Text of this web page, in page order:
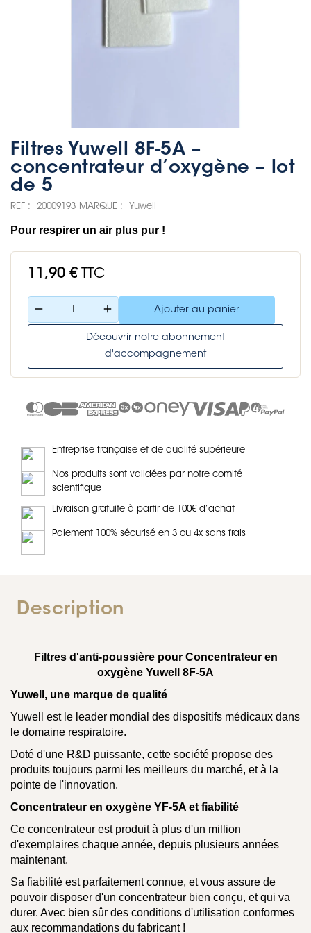
Filtres Yuwell 8F-5A –
concentrateur d’oxygène – lot
de 5
REF : 20009193 MARQUE : Yuwell
Pour respirer un air plus pur !
11,90 € TTC
remove add Ajouter au panier
Découvrir notre abonnement
d'accompagnement
Entreprise française et de qualité supérieure
Nos produits sont validées par notre comité
scientifique
Livraison gratuite à partir de 100€ d’achat
Paiement 100% sécurisé en 3 ou 4x sans frais
Description
Filtres d'anti-poussière pour Concentrateur en
oxygène Yuwell 8F-5A
Yuwell, une marque de qualité
Yuwell est le leader mondial des dispositifs médicaux dans
le domaine respiratoire.
Doté d'une R&D puissante, cette société propose des
produits toujours parmi les meilleurs du marché, et à la
pointe de l'innovation.
Concentrateur en oxygène YF-5A et fiabilité
Ce concentrateur est produit à plus d'un million
d'exemplaires chaque année, depuis plusieurs années
maintenant.
Sa fiabilité est parfaitement connue, et vous assure de
pouvoir disposer d'un concentrateur bien conçu, et qui va
durer. Avec bien sûr des conditions d'utilisation conformes
aux recommandations du fabricant !